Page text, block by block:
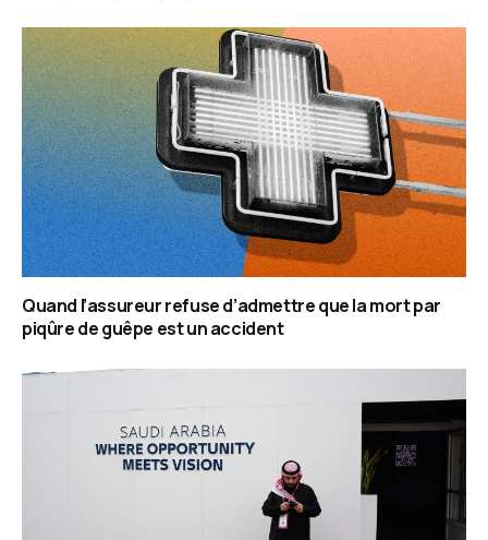
Quand l’assureur refuse d’admettre que la mort par
piqûre de guêpe est un accident